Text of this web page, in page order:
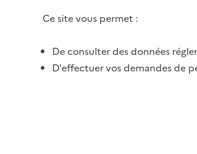
Ce site vous permet :
De consulter des données
D'effectuer vos demandes de